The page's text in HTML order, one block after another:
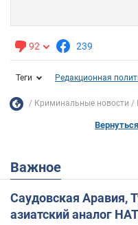
92 239
Теги Редакционная
Криминальные новости
Важное
Саудовская Аравия,
азиатский аналог